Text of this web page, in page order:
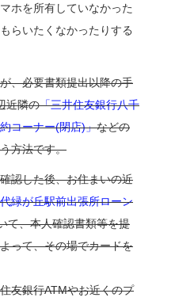
ホを所有していなかった
らいたくなかったりする
、必要書類提出以降の手
近隣の「三井住友銀行八千
コーナー(閉店)」などの
方法です。
認した後、お住まいの近
緑が丘駅前出張所ローン
て、本人確認書類等を提
って、その場でカードを
友銀行ATMやお近くのプ